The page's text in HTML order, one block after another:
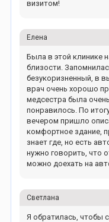
визитом!
Елена
Была в этой клинике
близости.
безукоризненный, в
врач очень хорошо
медсестра была
понравилось. По
вечером пришло
комфортное здание,
знает где, но есть
нужно говорить, что
можно доехать на
Светлана
Я обратилась, чтобы